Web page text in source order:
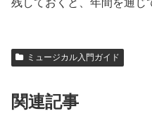
ミュージカル入門ガイド
関連記事